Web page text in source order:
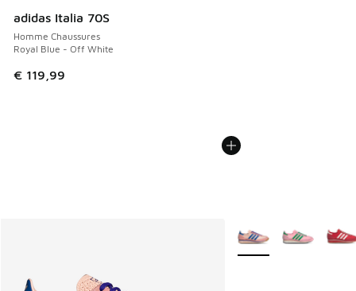
adidas Italia 70S
Homme Chaussures
Royal Blue - Off White
€ 119,99
Plus de couleurs